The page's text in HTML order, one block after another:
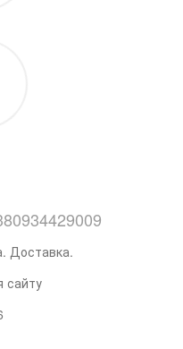
Доставка.
сайту